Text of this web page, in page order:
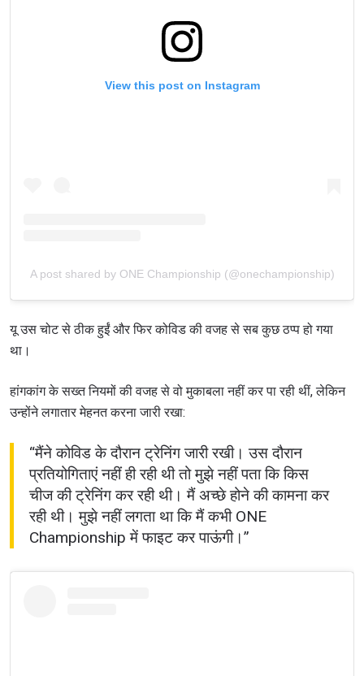
View this post on Instagram
A post shared by ONE Championship (@onechampionship)
यू उस चोट से ठीक हुईं और फिर कोविड की वजह से सब कुछ ठप्प हो गया
था।
हांगकांग के सख्त नियमों की वजह से वो मुकाबला नहीं कर पा रही थीं, लेकिन
उन्होंने लगातार मेहनत करना जारी रखा:
“मैंने कोविड के दौरान ट्रेनिंग जारी रखी। उस दौरान
प्रतियोगिताएं नहीं ही रही थी तो मुझे नहीं पता कि किस
चीज की ट्रेनिंग कर रही थी। मैं अच्छे होने की कामना कर
रही थी। मुझे नहीं लगता था कि मैं कभी ONE
Championship में फाइट कर पाऊंगी।”
STAY IN THE KNOW
Take ONE Championship wherever you go! Sign up now